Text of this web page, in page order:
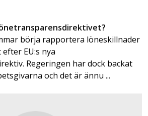
börja rapportera löneskillnader
EU:s nya
Regeringen har dock backat
och det är ännu ...